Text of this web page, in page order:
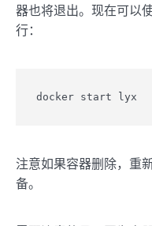
器也将退出。现在可以
行：
docker start lyx
注意如果容器删除，重
备。